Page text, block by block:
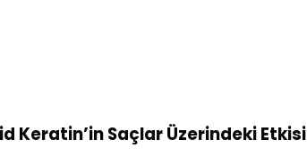
Keratin’in Saçlar Üzerindeki Etkisi